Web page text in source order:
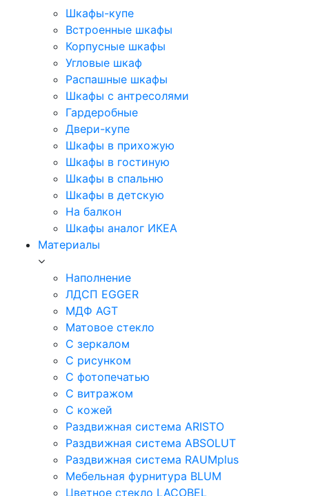
Шкафы-купе
Встроенные шкафы
Корпусные шкафы
Угловые шкаф
Распашные шкафы
Шкафы с антресолями
Гардеробные
Двери-купе
Шкафы в прихожую
Шкафы в гостиную
Шкафы в спальню
Шкафы в детскую
На балкон
Шкафы аналог ИКЕА
Материалы
Наполнение
ЛДСП EGGER
МДФ AGT
Матовое стекло
С зеркалом
С рисунком
С фотопечатью
С витражом
С кожей
Раздвижная система ARISTO
Раздвижная система ABSOLUT
Раздвижная система RAUMplus
Мебельная фурнитура BLUM
Цветное стекло LACOBEL